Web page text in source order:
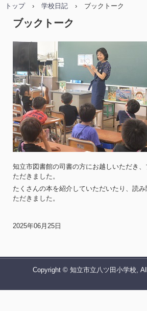
トップ › 学校日記 › ブックトーク
ブックトーク
知立市図書館の司書の方にお越しいただき
ただきました。
たくさんの本を紹介していただいたり、読
ただきました。
2025年06月25日
Copyright © 知立市立八ツ田小学校,